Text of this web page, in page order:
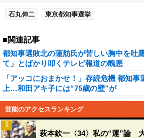
石丸伸二 東京都知事選挙
■関連記事
都知事選敗北の蓮舫氏が苦しい胸中を吐
て」とばかり叩くテレビ報道の醜悪
「アッコにおまかせ！」存続危機 都知
上…和田アキ子には“75歳の壁”が
芸能のアクセスランキング
萩本欽一〈34〉私の“運”論
1